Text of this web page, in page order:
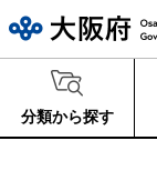
分類から探す